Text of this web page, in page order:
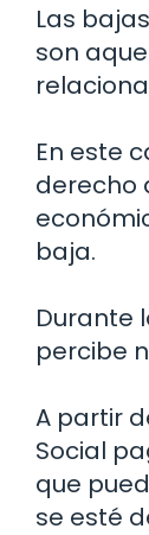
Las
son
En este
derecho
baja.
Durante
percibe
A partir
Social
que
se esté